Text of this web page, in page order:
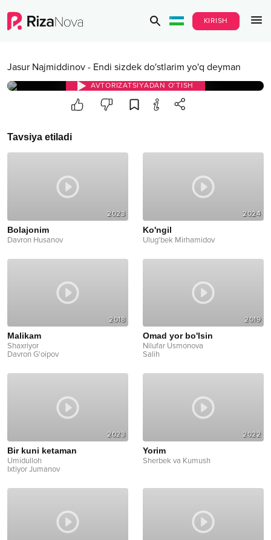
KIRISH
Jasur Najmiddinov - Endi sizdek do'stlarim yo'q deyman
AVTORIZATSIYADAN O‘TISH
Tavsiya etiladi
2023
Bolajonim
Davron Husanov
2024
Ko'ngil
Ulug'bek Mirhamidov
2018
Malikam
Shaxriyor
Davron G'oipov
2019
Omad yor bo'lsin
Nilufar Usmonova
Salih
2023
Bir kuni ketaman
Umidulloh
Ixtiyor Jumanov
2022
Yorim
Sherbek va Kumush